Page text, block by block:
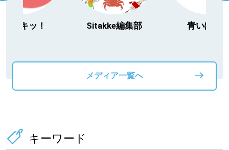
編集部 青いぽすと
「北海道３
メディア一覧へ
キーワード